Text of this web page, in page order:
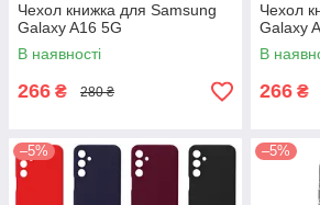
Чехол книжка для Samsung
Galaxy A16 5G
В наявності
266 ₴ 280 ₴
Чехол
Galaxy
В
266 ₴
–5% –5%